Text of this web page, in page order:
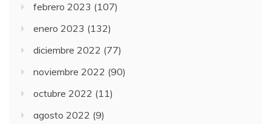
febrero 2023 (107)
enero 2023 (132)
diciembre 2022 (77)
noviembre 2022 (90)
octubre 2022 (11)
agosto 2022 (9)